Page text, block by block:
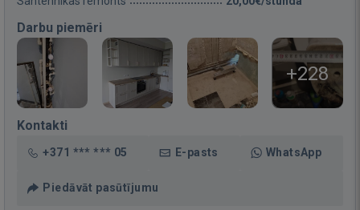
Darbu piemēri
+228
Kontakti
+371 *** *** 05 E-pasts WhatsApp
Piedāvāt pasūtījumu